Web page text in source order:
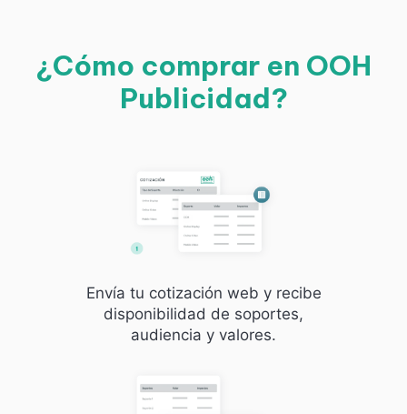
¿Cómo comprar en OOH
Publicidad?
Envía tu cotización web y recibe
disponibilidad de soportes,
audiencia y valores.